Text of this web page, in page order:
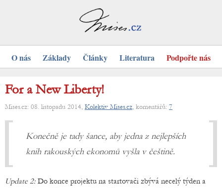
O nás Základy Články Literatura Podpořte nás
For a New Liberty!
Mises.cz: 08. listopadu 2014, Kolektiv Mises.cz, komentářů: 7
Konečně je tady šance, aby jedna z nejlepších
knih rakouských ekonomů vyšla v češtině.
Update 2: Do konce projektu na startovači zbývá necelý týden a